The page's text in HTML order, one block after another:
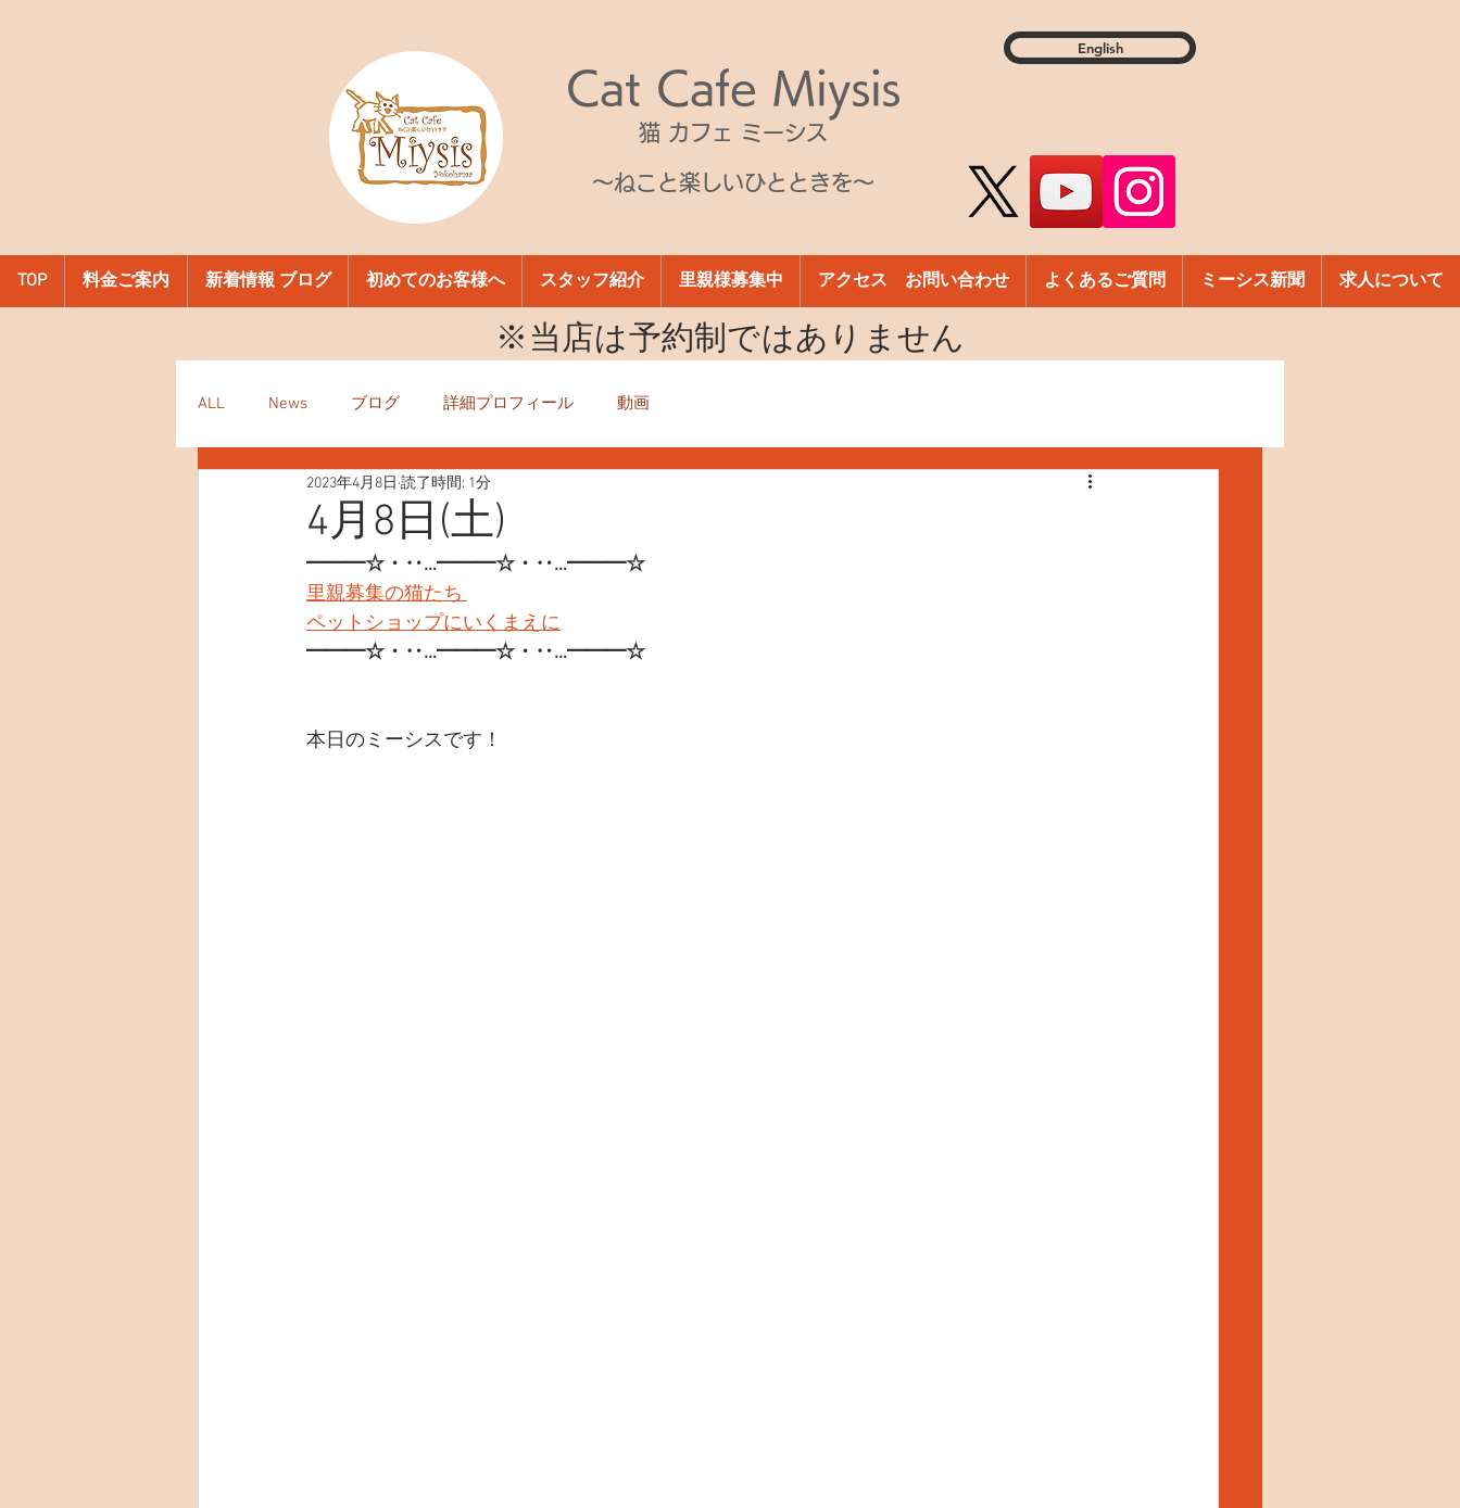
Cat Cafe Miysis
猫 カフェ ミーシス
～ねこと楽しいひとときを～
English
TOP 料金ご案内 新着情報 ブログ 初めてのお客様へ スタッフ紹介 里親様募集中 アクセス お問い合わせ よくあるご質問 ミーシス新聞 求人について
​※当店は予約制ではありません
ALL News ブログ 詳細プロフィール 動画
4月8日(土)
2023年4月8日 読了時間: 1分
━━━☆・‥…━━━☆・‥…━━━☆
里親募集の猫たち
ペットショップにいくまえに
━━━☆・‥…━━━☆・‥…━━━☆
本日のミーシスです！